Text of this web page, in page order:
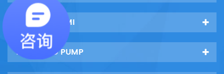
HUBUNGI KAMI
TENGLONG PUMP